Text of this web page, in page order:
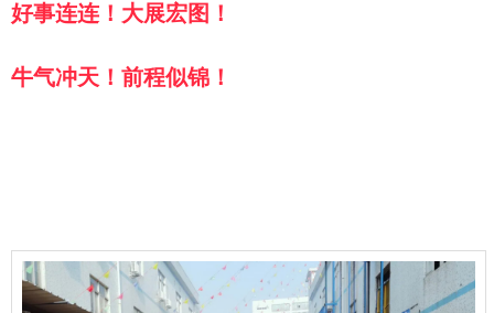
好事连连！大展宏图！
牛气冲天！前程似锦！